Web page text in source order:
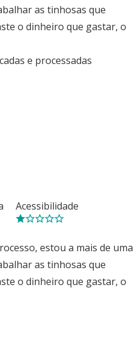
as tinhosas que
o dinheiro que gastar, o
e processadas
Acessibilidade
estou a mais de uma
as tinhosas que
o dinheiro que gastar, o